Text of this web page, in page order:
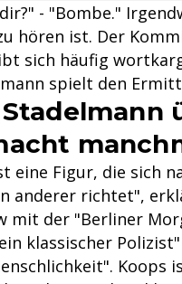
- "Bombe."
hören ist. Der
sich häufig
spielt den
eine Figur, die sich
anderer richtet",
mit der "Berliner
klassischer
Koops